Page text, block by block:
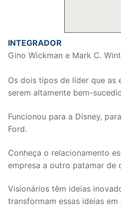
INTEGRADOR
Gino Wickman e Mark C.
Os dois tipos de líder que as
serem altamente bem-
Funcionou para a Disney,
Ford.
Conheça o relacionamento
empresa a outro patamar de
Visionários têm ideias
transformam essas ideias